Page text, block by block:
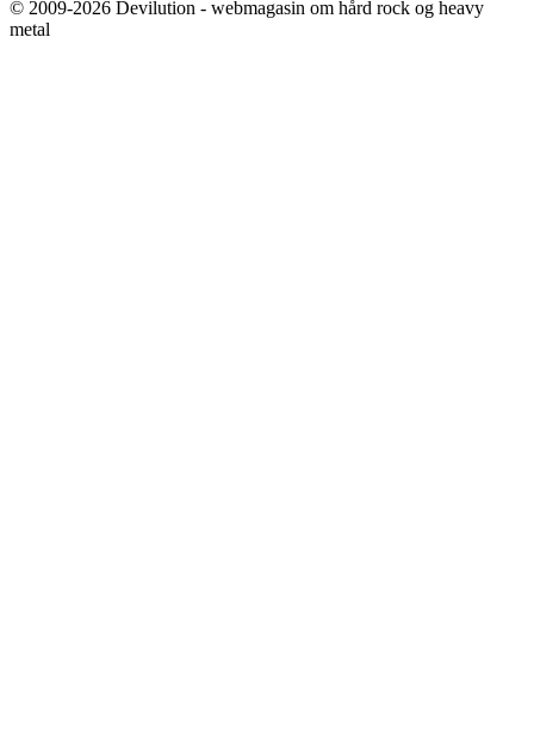
© 2009-2026 Devilution - webmagasin om hård rock og heavy
metal